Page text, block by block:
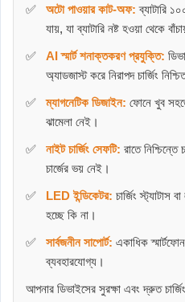
অটো পাওয়ার কাট-অফ: ব্যাটারি
যায়, যা ব্যাটারি নষ্ট হওয়া থেকে
AI স্মার্ট শনাক্তকরণ প্রযুক্তি:
অ্যাডজাস্ট করে নিরাপদ চার্জিং
ম্যাগনেটিক ডিজাইন: ফোনে খুব
ঝামেলা নেই।
নাইট চার্জিং সেফটি: রাতে নিশ্চিন্তে
চার্জের ভয় নেই।
LED ইন্ডিকেটর: চার্জিং স্ট্যাটাস
হচ্ছে কি না।
সার্বজনীন সাপোর্ট: একাধিক
ব্যবহারযোগ্য।
আপনার ডিভাইসের সুরক্ষা এবং দ্রুত